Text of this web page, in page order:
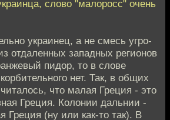
слово "малоросс" очень
украинец, а не смесь угро-
отдаленных западных регионов
пидор, то в слове
нет. Так, в общих
что малая Греция - это
Греция. Колонии дальнии -
Греция (ну или как-то так). В